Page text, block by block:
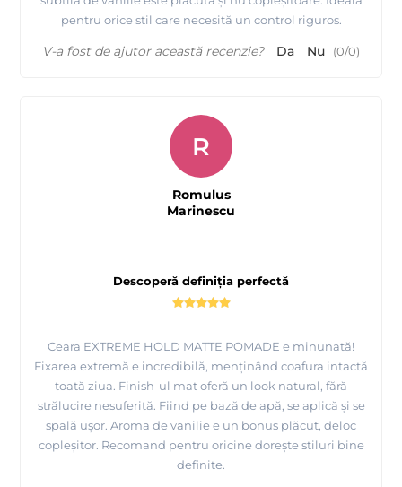
pentru orice stil care necesită un control riguros.
V-a fost de ajutor această recenzie? Da Nu (0/0)
Descoperă definiția perfectă
Ceara EXTREME HOLD MATTE POMADE e minunată!
Fixarea extremă e incredibilă, menținând coafura intactă
toată ziua. Finish-ul mat oferă un look natural, fără
strălucire nesuferită. Fiind pe bază de apă, se aplică și se
spală ușor. Aroma de vanilie e un bonus plăcut, deloc
copleșitor. Recomand pentru oricine dorește stiluri bine
definite.
R
Romulus
Marinescu